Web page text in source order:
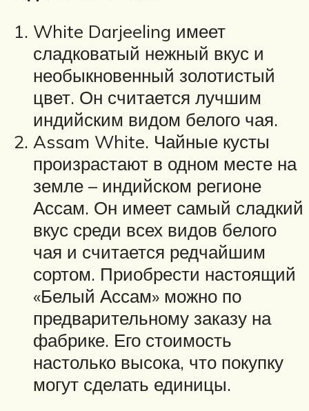
White Darjeeling имеет
сладковатый нежный вкус и
необыкновенный золотистый
цвет. Он считается лучшим
индийским видом белого чая.
Assam White. Чайные кусты
произрастают в одном месте на
земле – индийском регионе
Ассам. Он имеет самый сладкий
вкус среди всех видов белого
чая и считается редчайшим
сортом. Приобрести настоящий
«Белый Ассам» можно по
предварительному заказу на
фабрике. Его стоимость
настолько высока, что покупку
могут сделать единицы.